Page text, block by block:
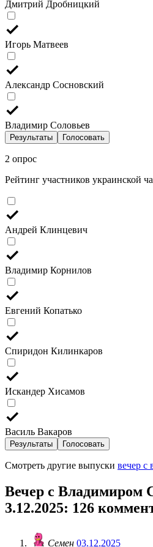
Дмитрий Дробницкий
Игорь Матвеев
Александр Сосновский
Владимир Соловьев
Результаты Голосовать
2 опрос
Рейтинг участников украинской
Андрей Клинцевич
Владимир Корнилов
Евгений Копатько
Спиридон Килинкаров
Искандер Хисамов
Василь Вакаров
Результаты Голосовать
Смотреть другие выпуски вечер с
Вечер с Владимиром
3.12.2025: 126
Семен 03.12.2025